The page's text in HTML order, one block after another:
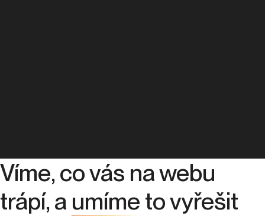
Víme, co vás na webu
trápí, a umíme to vyřešit